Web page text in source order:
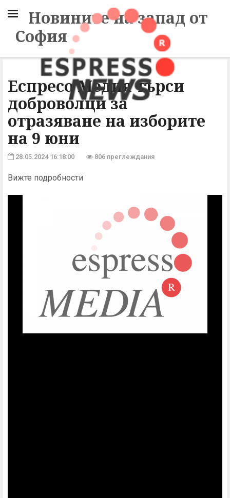
Новините на запад от
София
Еспресо Медия търси
доброволци за
отразяване на изборите
на 9 юни
28.05.2024 16:18:00 806 преглеждания
Вижте подробности